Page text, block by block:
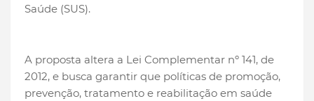
Saúde (SUS).
A proposta altera a Lei Complementar nº 141, de
2012, e busca garantir que políticas de promoção,
prevenção, tratamento e reabilitação em saúde